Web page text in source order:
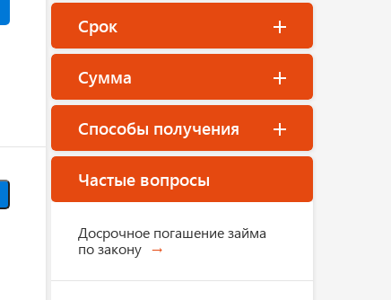
Срок
Сумма
Способы получения
Частые вопросы
Досрочное погашение займа
по закону